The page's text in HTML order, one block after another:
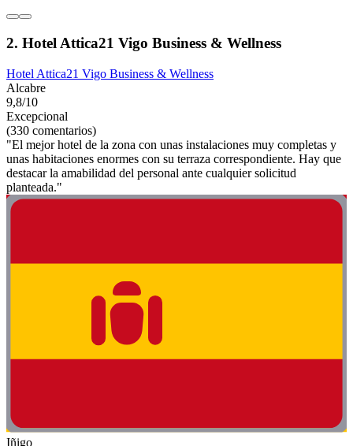
2. Hotel Attica21 Vigo Business & Wellness
Hotel Attica21 Vigo Business & Wellness
Alcabre
9,8/10
Excepcional
(330 comentarios)
"El mejor hotel de la zona con unas instalaciones muy completas y
unas habitaciones enormes con su terraza correspondiente. Hay que
destacar la amabilidad del personal ante cualquier solicitud
planteada."
Iñigo